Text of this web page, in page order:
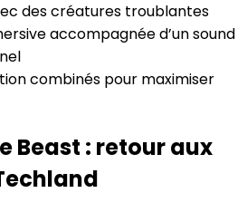
des créatures troublantes
accompagnée d’un sound
combinés pour maximiser
Beast : retour aux